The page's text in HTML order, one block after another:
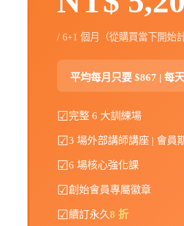
/ 6+1 個月（從購買當下開始計
平均每月只要 $867 | 每
☑完整 6 大訓練場
☑3 場外部講師講座 | 會員
☑6 場核心強化課
☑創始會員專屬徽章
☑續訂永久8 折